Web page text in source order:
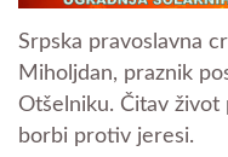
Srpska pravoslavna
Miholjdan, praznik
Otšelniku. Čitav
borbi protiv jeresi.